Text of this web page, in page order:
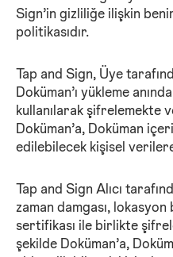
Sign’in gizliliğe ilişkin
politikasıdır.
Tap and Sign, Üye
Doküman’ı yükleme
kullanılarak şifrelemekte
Doküman’a, Doküman
edilebilecek kişisel
Tap and Sign Alıcı
zaman damgası, lokasyon
sertifikası ile birlikte
şekilde Doküman’a,